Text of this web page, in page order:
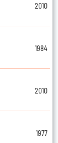
2010
1984
2010
1977